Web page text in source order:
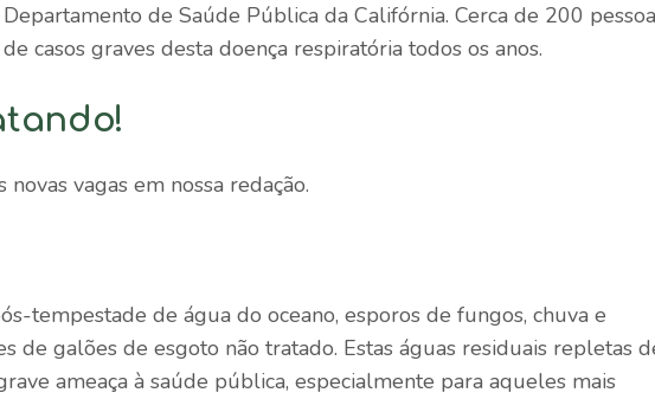
de Saúde Pública da Califórnia. Cerca de 200
casos graves desta doença respiratória todos os anos.
vagas em nossa redação.
tempestade de água do oceano, esporos de fungos, chuva e
de galões de esgoto não tratado. Estas águas residuais repletas
ameaça à saúde pública, especialmente para aqueles mais